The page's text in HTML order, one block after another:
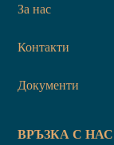
За нас
Контакти
Документи
ВРЪЗКА С НАС